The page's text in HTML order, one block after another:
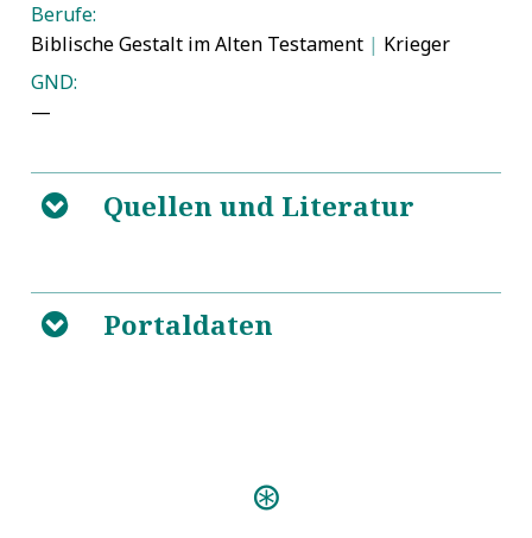
Berufe:
Biblische Gestalt im Alten Testament | Krieger
GND:
—
B Quellen und Literatur
B Portaldaten
Eine Christliche Orgel=Predigt